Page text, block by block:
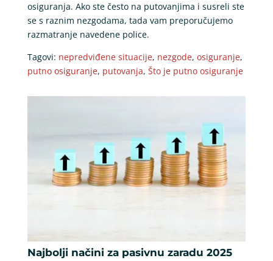
osiguranja. Ako ste često na putovanjima i susreli ste
se s raznim nezgodama, tada vam preporučujemo
razmatranje navedene police.
Tagovi: nepredviđene situacije, nezgode, osiguranje,
putno osiguranje, putovanja, Što je putno osiguranje
Najbolji načini za pasivnu zaradu 2025